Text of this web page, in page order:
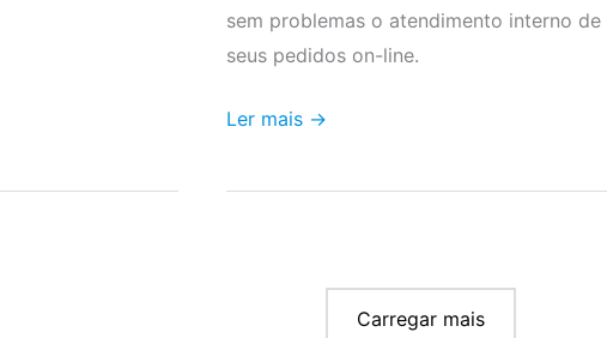
sem problemas o atendimento interno de
seus pedidos on-line.
Ler mais →
Carregar mais